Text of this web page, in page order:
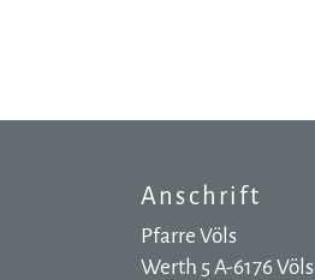
Anschrift
Pfarre Völs
Werth 5 A-6176 Völs